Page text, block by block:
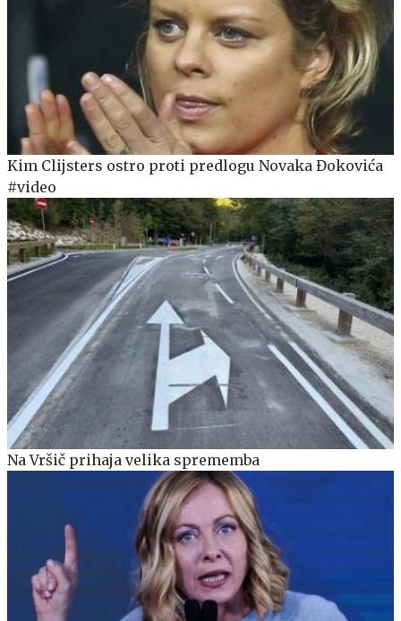
Kim Clijsters ostro proti predlogu Novaka Đokovića
#video
Na Vršič prihaja velika sprememba